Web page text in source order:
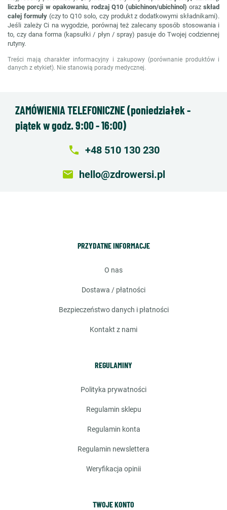
liczbę porcji w opakowaniu, rodzaj Q10 (ubichinon/ubichinol) oraz skład
całej formuły(czy to Q10 solo, czy produkt z dodatkowymi składnikami).
Jeśli zależy Ci na wygodzie, porównaj też zalecany sposób stosowania i
to, czy dana forma (kapsułki / płyn / spray) pasuje do Twojej codziennej
rutyny.
Treści mają charakter informacyjny i zakupowy (porównanie produktów i
danych z etykiet). Nie stanowią porady medycznej.
ZAMÓWIENIA TELEFONICZNE (poniedziałek -
piątek w godz. 9:00 - 16:00)
local_phone +48 510 130 230
email hello@zdrowersi.pl
PRZYDATNE INFORMACJE
o nas
dostawa / płatności
bezpieczeństwo danych i płatności
kontakt z nami
REGULAMINY
polityka prywatności
regulamin sklepu
regulamin konta
regulamin newslettera
weryfikacja opinii
TWOJE KONTO